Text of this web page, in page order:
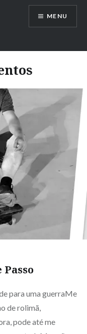
MENU
para uma guerraMe
de rolimã,
pode até me